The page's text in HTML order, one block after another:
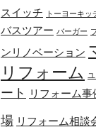
スイッチ
トーヨーキッ
バスツアー バーガー
ンリノベーション
リフォーム
ート
リフォーム事
場 リフォーム相談